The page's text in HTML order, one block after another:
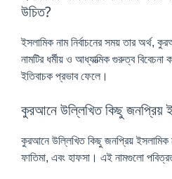
উচিত?
ইসলামিক নাম নির্বাচনের সময় তার অর্থ,
নামটির ধর্মীয় ও আধ্যাত্মিক গুরুত্ব
ইতিবাচক প্রভাব ফেলে।
কুরআনে উল্লিখিত কিছু জনপ্রিয়
কুরআনে উল্লিখিত কিছু জনপ্রিয় ইসলামিক
ফাতিমা, এবং হাফসা। এই নামগুলো